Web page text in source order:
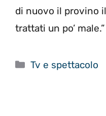
di nuovo il provino
trattati un po’ male.”
Categorie
Tv e spettacolo